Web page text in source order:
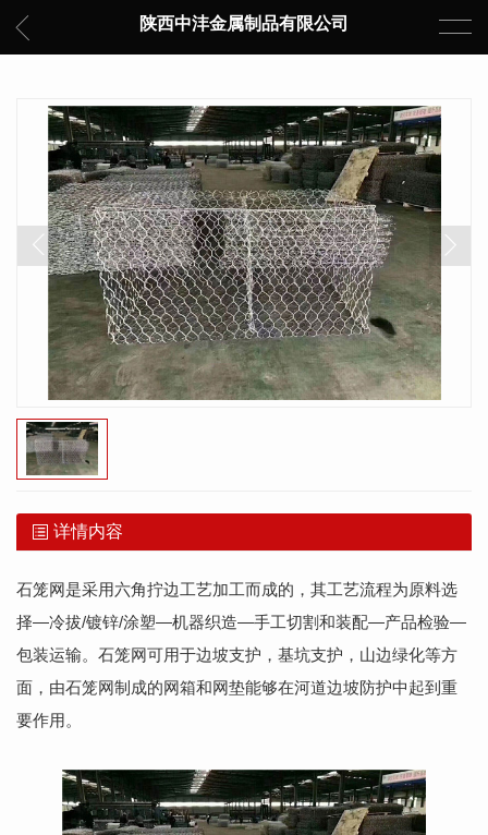
陕西中沣金属制品有限公司
详情内容
石笼网是采用六角拧边工艺加工而成的，其工艺流程为原料选
择—冷拔/镀锌/涂塑—机器织造—手工切割和装配—产品检验—
包装运输。石笼网可用于边坡支护，基坑支护，山边绿化等方
面，由石笼网制成的网箱和网垫能够在河道边坡防护中起到重
要作用。